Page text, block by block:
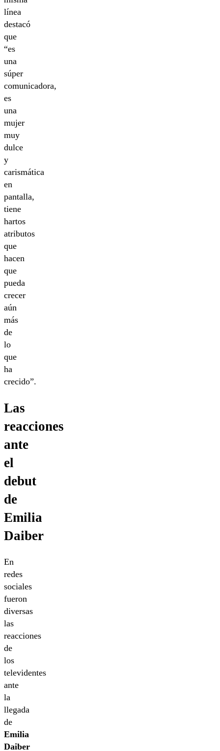
línea
destacó
que
“es
una
súper
comunicadora,
es
una
mujer
muy
dulce
y
carismática
en
pantalla,
tiene
hartos
atributos
que
hacen
que
pueda
crecer
aún
más
de
lo
que
ha
crecido”.
Las
reacciones
ante
el
debut
de
Emilia
Daiber
En
redes
sociales
fueron
diversas
las
reacciones
de
los
televidentes
ante
la
llegada
de
Emilia
Daiber